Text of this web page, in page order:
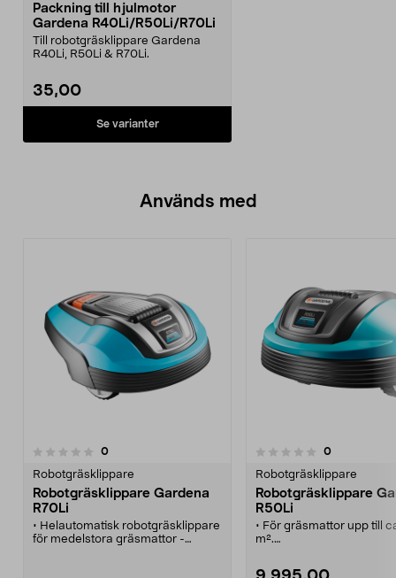
Packning till hjulmotor
Gardena R40Li/R50Li/R70Li
Till robotgräsklippare Gardena
R40Li, R50Li & R70Li.
35,00
Se varianter
Används med
0recensioner
Robotgräsklippare
Robotgräsklippare Gardena
R70Li
• Helautomatisk robotgräsklippare
för medelstora gräsmattor -
0.0 av 5 stjärnor 0recensioner
Robotgräsklippare
Robotgräsklippare
R50Li
• För gräsmattor upp till
m².
0.0 av 5 stjärnor